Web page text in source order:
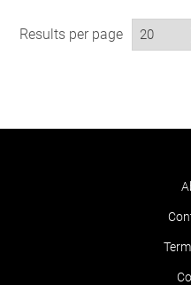
Results per page